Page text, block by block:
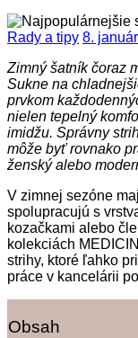
Rady a tipy 8.
Zimný šatník čoraz
Sukne na
prvkom
nielen tepelný
imidžu. Správny
môže byť rovnako
ženský alebo
V zimnej sezóne
spolupracujú s
kozačkami alebo
kolekciách
strihy, ktoré ľahko
práce v kancelárii
Obsah